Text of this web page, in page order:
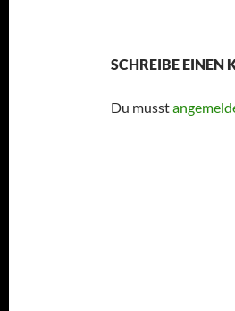
SCHREIBE EINEN
Du musst